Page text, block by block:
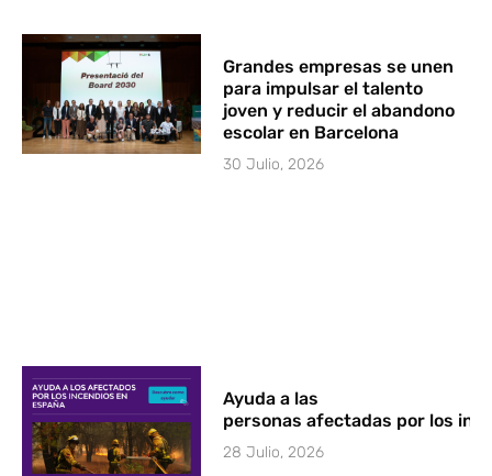
Grandes empresas se unen
para impulsar el talento
joven y reducir el abandono
escolar en Barcelona
30 Julio, 2026
Ayuda a las
personas afectadas por los
28 Julio, 2026